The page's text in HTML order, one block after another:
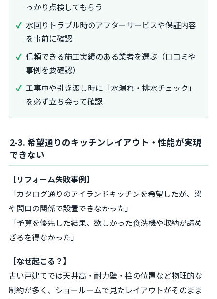
っかり点検してもらう
水回りトラブル時のアフターサービスや保証内容
を事前に確認
信頼できる施工実績のある業者を選ぶ（口コミや
事例を要確認）
工事中や引き渡し時に「水漏れ・排水チェック」
を必ず立ち会って確認
2-3. 希望通りのキッチンレイアウト・性能が実現
できない
【リフォーム失敗事例】
「カタログ通りのアイランドキッチンを希望したが、梁
や間口の関係で設置できなかった」
「予算を優先した結果、欲しかった食洗機や収納が諦め
ざるを得なかった」
【なぜ起こる？】
古い戸建てでは天井高・耐力壁・柱の位置など物理的な
制約が多く、ショールームで見たレイアウトがそのまま